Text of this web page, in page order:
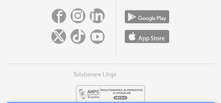
Soluționare Litigii